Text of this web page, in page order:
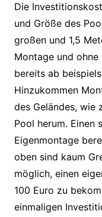
Die
und Größe des
großen und 1,5
Montage und ohne
bereits ab
Hinzukommen
des Geländes, wie
Pool herum. Einen
Eigenmontage
oben sind kaum
möglich, einen
100 Euro zu
einmaligen